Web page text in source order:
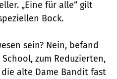
„Eine für alle“ gilt
Bock.
sein? Nein, befand
zum Reduzierten,
alte Dame Bandit fast